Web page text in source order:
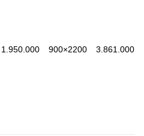
1.950.000 900×2200 3.861.000